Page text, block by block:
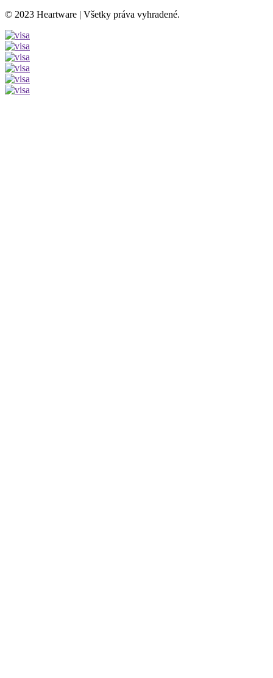
© 2023 Heartware | Všetky práva vyhradené.